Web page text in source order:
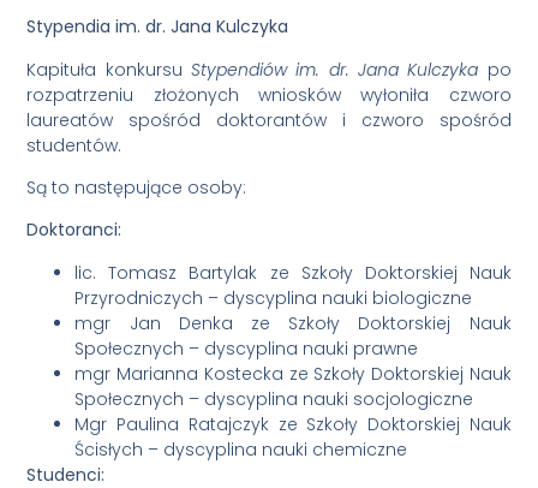
Stypendia im. dr. Jana Kulczyka
Kapituła konkursuStypendiów im. dr. Jana Kulczyka po
rozpatrzeniu złożonych wniosków wyłoniła czworo
laureatów spośród doktorantów i czworo spośród
studentów.
Są to następujące osoby:
Doktoranci:
lic. Tomasz Bartylak ze Szkoły Doktorskiej Nauk
Przyrodniczych – dyscyplina nauki biologiczne
mgr Jan Denka ze Szkoły Doktorskiej Nauk
Społecznych – dyscyplina nauki prawne
mgr Marianna Kostecka ze Szkoły Doktorskiej Nauk
Społecznych – dyscyplina nauki socjologiczne
Mgr Paulina Ratajczyk ze Szkoły Doktorskiej Nauk
Ścisłych – dyscyplina nauki chemiczne
Studenci: